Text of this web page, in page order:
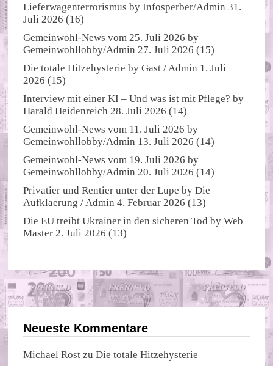
Lieferwagenterrorismus byInfosperber/Admin 31.
Juli 2026 (16)
Gemeinwohl-News vom 25. Juli 2026 by
Gemeinwohllobby/Admin 27. Juli 2026 (15)
Die totale Hitzehysterie byGast / Admin 1. Juli
2026 (15)
Interview mit einer KI – Und was ist mit Pflege? by
Harald Heidenreich 28. Juli 2026 (14)
Gemeinwohl-News vom 11. Juli 2026 by
Gemeinwohllobby/Admin 13. Juli 2026 (14)
Gemeinwohl-News vom 19. Juli 2026 by
Gemeinwohllobby/Admin 20. Juli 2026 (14)
Privatier und Rentier unter der Lupe byDie
Aufklaerung / Admin 4. Februar 2026 (13)
Die EU treibt Ukrainer in den sicheren Tod byWeb
Master 2. Juli 2026 (13)
Neueste Kommentare
Michael Rost zuDie totale Hitzehysterie